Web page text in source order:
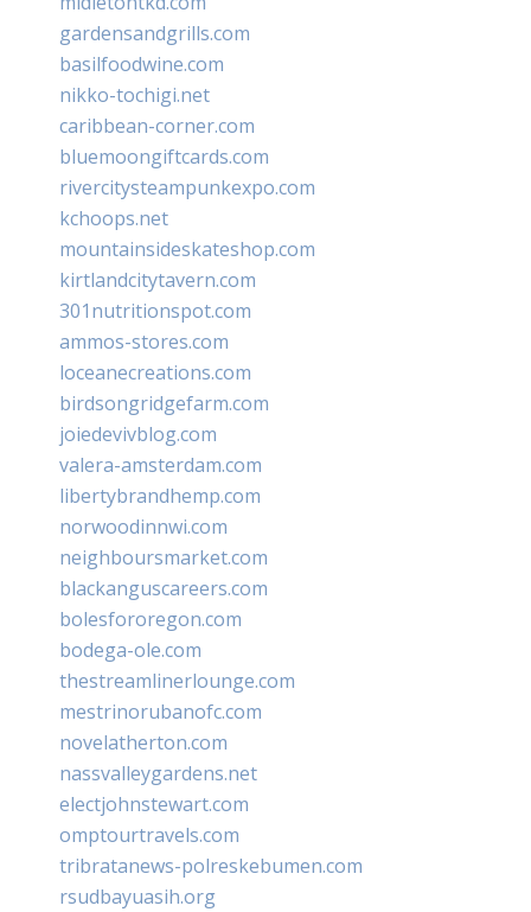
gardensandgrills.com
basilfoodwine.com
nikko-tochigi.net
caribbean-corner.com
bluemoongiftcards.com
rivercitysteampunkexpo.com
kchoops.net
mountainsideskateshop.com
kirtlandcitytavern.com
301nutritionspot.com
ammos-stores.com
loceanecreations.com
birdsongridgefarm.com
joiedevivblog.com
valera-amsterdam.com
libertybrandhemp.com
norwoodinnwi.com
neighboursmarket.com
blackanguscareers.com
bolesfororegon.com
bodega-ole.com
thestreamlinerlounge.com
mestrinorubanofc.com
novelatherton.com
nassvalleygardens.net
electjohnstewart.com
omptourtravels.com
tribratanews-polreskebumen.com
rsudbayuasih.org